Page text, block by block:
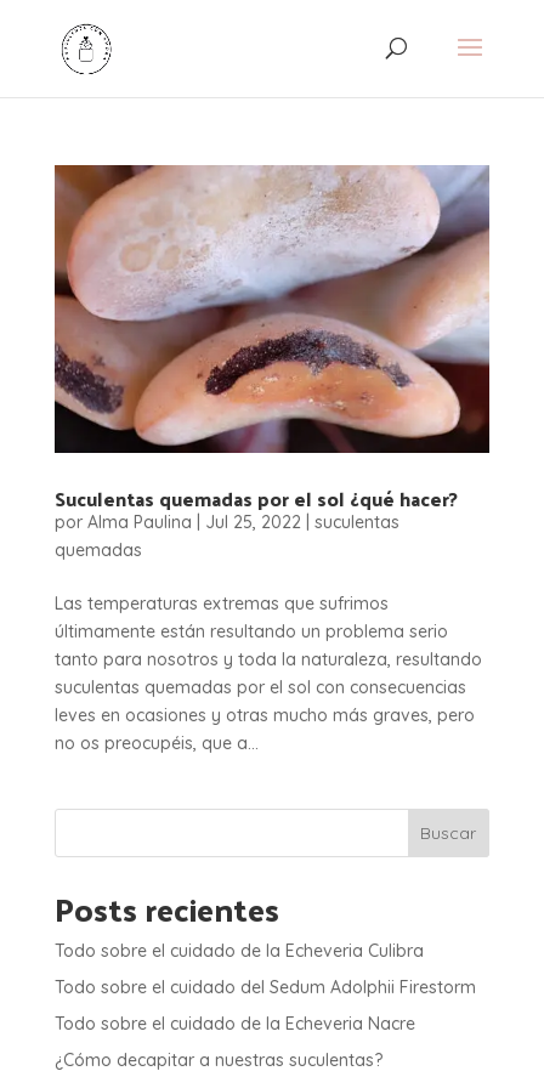
Suculentas quemadas por el sol ¿qué hacer?
por Alma Paulina Jul 25, 2022| suculentas
quemadas
Las temperaturas extremas que sufrimos
últimamente están resultando un problema serio
tanto para nosotros y toda la naturaleza, resultando
suculentas quemadas por el sol con consecuencias
leves en ocasiones y otras mucho más graves, pero
no os preocupéis, que a...
Buscar
Posts recientes
Todo sobre el cuidado de la Echeveria Culibra
Todo sobre el cuidado del Sedum Adolphii Firestorm
Todo sobre el cuidado de la Echeveria Nacre
¿Cómo decapitar a nuestras suculentas?